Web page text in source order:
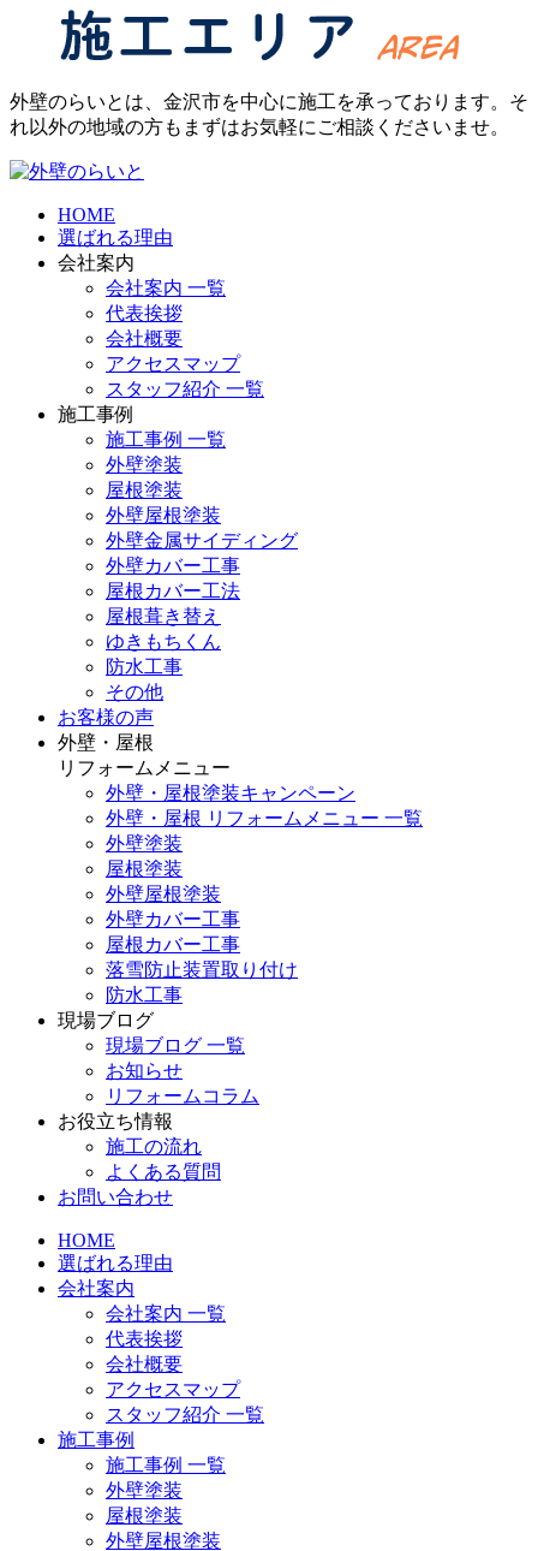
外壁のらいとは、金沢市を中心に施工を承っております。そ
れ以外の地域の方もまずはお気軽にご相談くださいませ。
HOME
選ばれる理由
会社案内
会社案内 一覧
代表挨拶
会社概要
アクセスマップ
スタッフ紹介 一覧
施工事例
施工事例 一覧
外壁塗装
屋根塗装
外壁屋根塗装
外壁金属サイディング
外壁カバー工事
屋根カバー工法
屋根葺き替え
ゆきもちくん
防水工事
その他
お客様の声
外壁・屋根
リフォームメニュー
外壁・屋根塗装キャンペーン
外壁・屋根 リフォームメニュー 一覧
外壁塗装
屋根塗装
外壁屋根塗装
外壁カバー工事
屋根カバー工事
落雪防止装置取り付け
防水工事
現場ブログ
現場ブログ 一覧
お知らせ
リフォームコラム
お役立ち情報
施工の流れ
よくある質問
お問い合わせ
HOME
選ばれる理由
会社案内
会社案内 一覧
代表挨拶
会社概要
アクセスマップ
スタッフ紹介 一覧
施工事例
施工事例 一覧
外壁塗装
屋根塗装
外壁屋根塗装